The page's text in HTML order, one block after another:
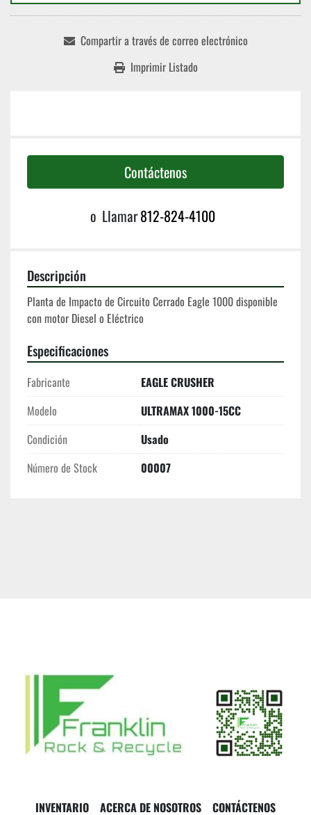
Compartir a través de correo electrónico
Imprimir Listado
Contáctenos
o Llamar812-824-4100
Descripción
Planta de Impacto de Circuito Cerrado Eagle 1000 disponible
con motor Diesel o Eléctrico
Especificaciones
Fabricante
EAGLE CRUSHER
Modelo
ULTRAMAX 1000-15CC
Condición
Usado
Número de Stock
00007
INVENTARIO ACERCA DE NOSOTROS CONTÁCTENOS